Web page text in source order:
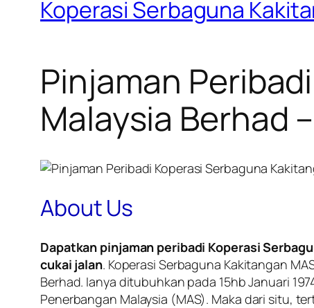
Koperasi Serbaguna
Pinjaman
Malaysia Berhad
About Us
Dapatkan pinjaman peribadi Koperasi
cukai jalan. Koperasi Serbaguna Kakitangan
Berhad. Ianya ditubuhkan pada 15hb Januari
Penerbangan Malaysia (MAS). Maka dari situ,